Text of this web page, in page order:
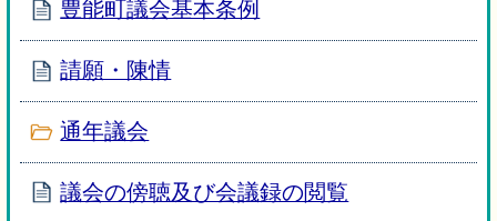
豊能町議会基本条例
請願・陳情
通年議会
議会の傍聴及び会議録の閲覧